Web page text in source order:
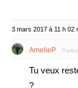
3 mars 2017 à 11 h 02
AmelieP
Tu veux
?